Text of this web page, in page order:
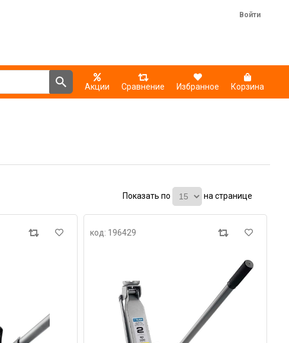
Войти
Акции Сравнение Избранное Корзина
Показать по на странице
код: 196429